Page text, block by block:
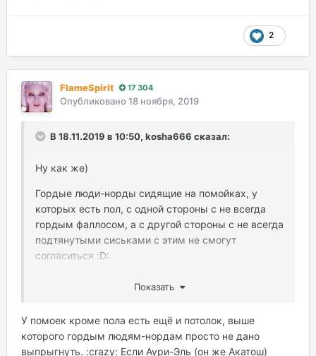
2
FlameSpirit 17 304
Опубликовано 18 ноября, 2019
В 18.11.2019 в 10:50, kosha666 сказал:
Ну как же)
Гордые люди-норды сидящие на помойках, у
которых есть пол, с одной стороны с не всегда
гордым фаллосом, а с другой стороны с не всегда
подтянутыми сиськами с этим не смогут
согласиться :D:
Боги не имеют прав не быть как они :pardon: )
Показать
У помоек кроме пола есть ещё и потолок, выше
которого гордым людям-нордам просто не дано
выпрыгнуть. :crazy: Если Аури-Эль (он же Акатош)